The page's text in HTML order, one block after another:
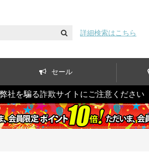
詳細検索はこちら
セール
弊社を騙る詐欺サイトにご注意ください